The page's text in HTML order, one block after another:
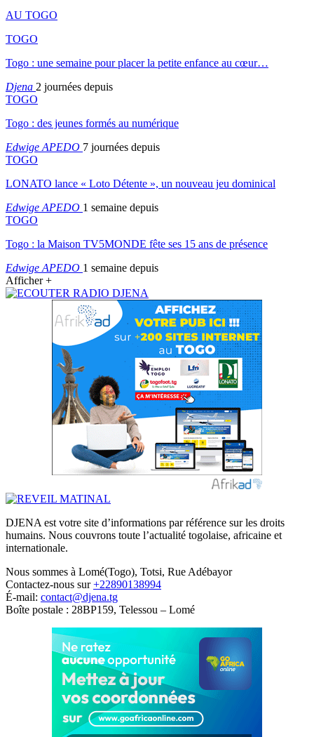
AU TOGO
TOGO
Togo : une semaine pour placer la petite enfance au cœur…
Djena 2 journées depuis
TOGO
Togo : des jeunes formés au numérique
Edwige APEDO 7 journées depuis
TOGO
LONATO lance « Loto Détente », un nouveau jeu dominical
Edwige APEDO 1 semaine depuis
TOGO
Togo : la Maison TV5MONDE fête ses 15 ans de présence
Edwige APEDO 1 semaine depuis
Afficher +
DJENA est votre site d’informations par référence sur les droits
humains. Nous couvrons toute l’actualité togolaise, africaine et
internationale.
Nous sommes à Lomé(Togo), Totsi, Rue Adébayor
Contactez-nous sur+22890138994
É-mail: contact@djena.tg
Boîte postale : 28BP159, Telessou – Lomé